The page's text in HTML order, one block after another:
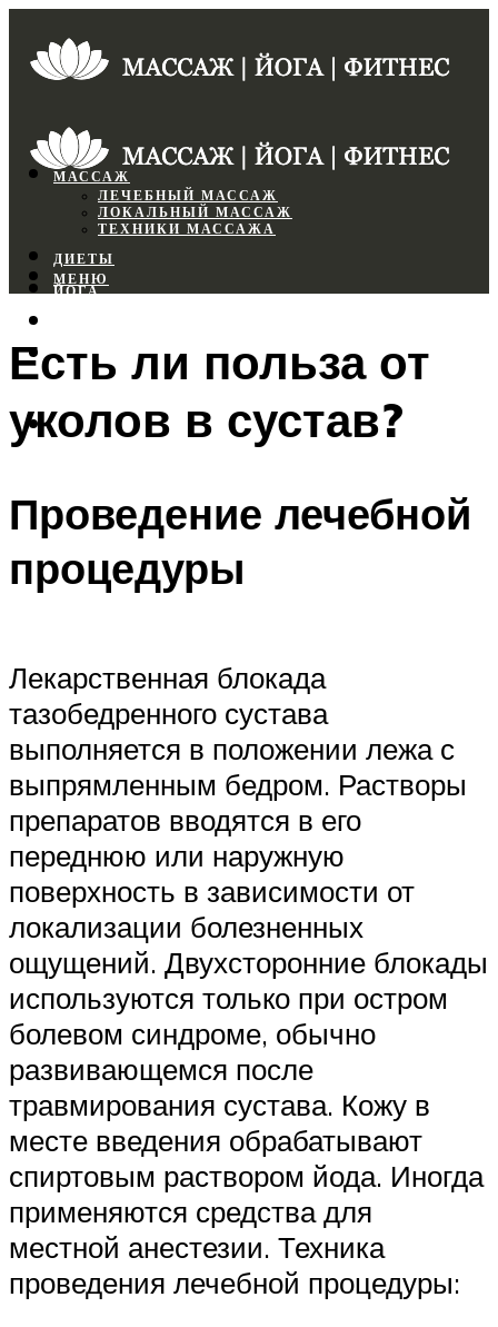
МАССАЖ
ЛЕЧЕБНЫЙ МАССАЖ
ЛОКАЛЬНЫЙ МАССАЖ
ТЕХНИКИ МАССАЖА
ДИЕТЫ
ЙОГА
ФИТНЕС
МЕНЮ
МЕНЮ
Есть ли польза от
уколов в сустав?
Проведение лечебной
процедуры
Лекарственная блокада
тазобедренного сустава
выполняется в положении лежа с
выпрямленным бедром. Растворы
препаратов вводятся в его
переднюю или наружную
поверхность в зависимости от
локализации болезненных
ощущений. Двухсторонние блокады
используются только при остром
болевом синдроме, обычно
развивающемся после
травмирования сустава. Кожу в
месте введения обрабатывают
спиртовым раствором йода. Иногда
применяются средства для
местной анестезии. Техника
проведения лечебной процедуры: